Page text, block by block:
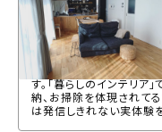
す。「暮らしのインテリア
納、お掃除を体現されて
は発信しきれない実体験